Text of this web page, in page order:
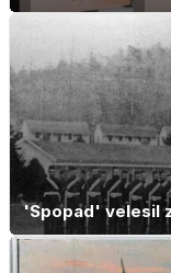
'Spopad' velesil